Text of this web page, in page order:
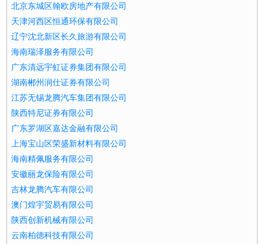
北京东城区翰欧房地产有限公司
天津河西区恒通环保有限公司
辽宁沈北新区长久旅游有限公司
海南瑞泽服务有限公司
广东清远宇虹证券集团有限公司
湖南郴州润仕证券有限公司
江苏无锡龙腾汽车集团有限公司
陕西特尼证券有限公司
广东罗湖区嘉达金融有限公司
上海宝山区荣盛新材料有限公司
海南精佩服务有限公司
安徽丽龙保险有限公司
吉林龙腾汽车有限公司
澳门煌宇贸易有限公司
陕西创新机械有限公司
云南柏德科技有限公司